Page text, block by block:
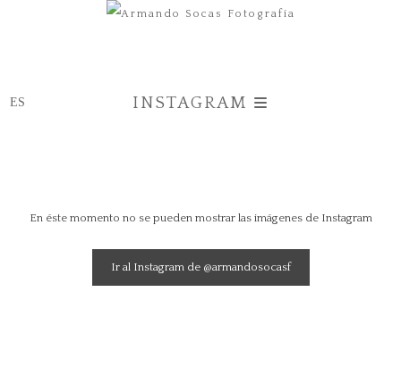
INSTAGRAM
En éste momento no se pueden mostrar las imágenes de Instagram
Ir al Instagram de @armandosocasf